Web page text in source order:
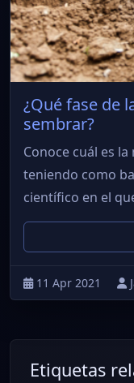
¿Qué fase de
sembrar?
Conoce cuál es
teniendo como
científico en el
11 Apr 2021
Etiquetas